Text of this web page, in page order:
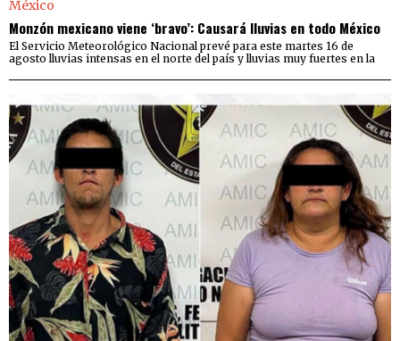
Monzón mexicano viene ‘bravo’: Causará lluvias en todo México
El Servicio Meteorológico Nacional prevé para este martes 16 de
agosto lluvias intensas en el norte del país y lluvias muy fuertes en la